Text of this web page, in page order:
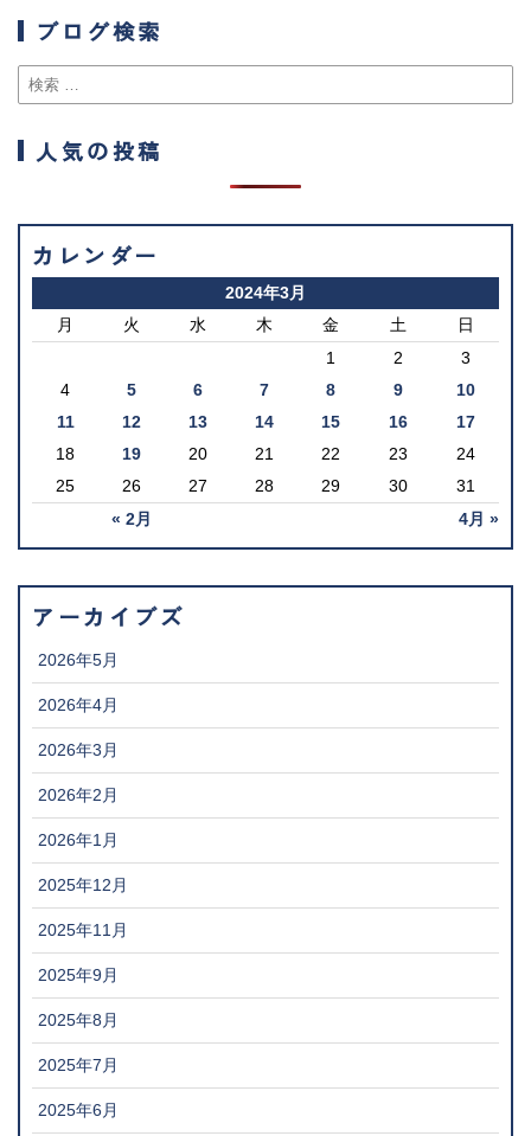
ブログ検索
人気の投稿
カレンダー
2024年3月
月
火 水 木 金 土 日
« 2月 4月 »
1 2
3
4
5 6 7 8 9
10
11
12 13 14 15 16
17
18
19 20 21 22 23
24
25
26 27 28 29 30 31
アーカイブズ
2026年5月
2026年4月
2026年3月
2026年2月
2026年1月
2025年12月
2025年11月
2025年9月
2025年8月
2025年7月
2025年6月